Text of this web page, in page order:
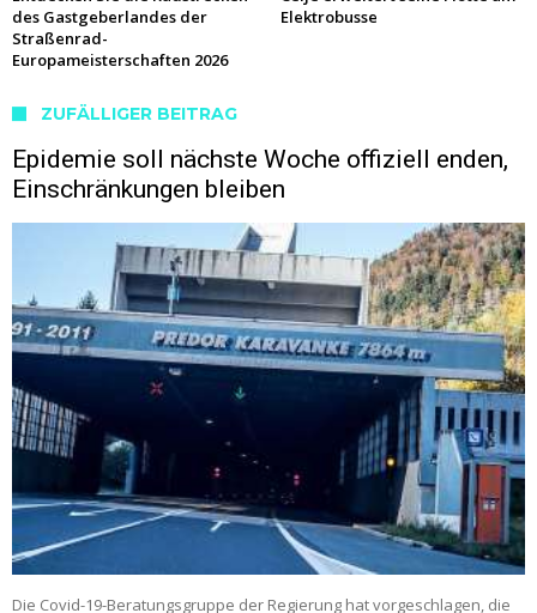
des Gastgeberlandes der
Straßenrad-
Europameisterschaften 2026
Elektrobusse
ZUFÄLLIGER BEITRAG
Epidemie soll nächste Woche offiziell enden,
Einschränkungen bleiben
Die Covid-19-Beratungsgruppe der Regierung hat vorgeschlagen, die